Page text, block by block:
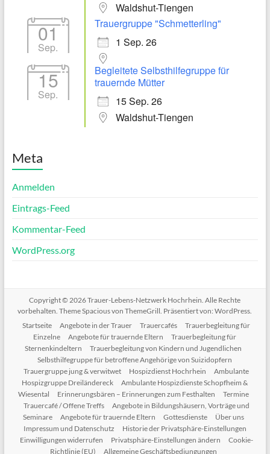
Waldshut-Tiengen
01
Sep.
Trauergruppe "Schmetterling"
1 Sep. 26
15
Sep.
Begleitete Selbsthilfegruppe für
trauernde Mütter
15 Sep. 26
Waldshut-Tiengen
Meta
Anmelden
Eintrags-Feed
Kommentar-Feed
WordPress.org
Copyright © 2026Trauer-Lebens-Netzwerk Hochrhein. Alle Rechte
vorbehalten. ThemeSpaciousvon ThemeGrill. Präsentiert von:WordPress.
Startseite
Angebote in der Trauer Trauercafés
Trauerbegleitung für
Einzelne
Angebote für trauernde Eltern
Trauerbegleitung für
Sternenkindeltern
Trauerbegleitung von Kindern und Jugendlichen
Selbsthilfegruppe für betroffene Angehörige von Suizidopfern
Trauergruppe jung & verwitwet
Hospizdienst Hochrhein
Ambulante
Hospizgruppe Dreiländereck
Ambulante Hospizdienste Schopfheim &
Wiesental
Erinnerungsbären – Erinnerungen zum Festhalten
Termine
Trauercafé / Offene Treffs
Angebote in Bildungshäusern, Vorträge und
Seminare
Angebote für trauernde Eltern Gottesdienste
Über uns
Impressum und Datenschutz
Historie der Privatsphäre-Einstellungen
Einwilligungen widerrufen
Privatsphäre-Einstellungen ändern
Cookie-
Richtlinie (EU)
Allgemeine Geschäftsbediungungen